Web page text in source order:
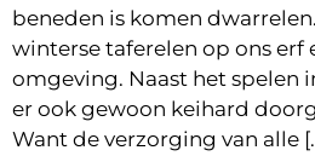
beneden is komen
winterse taferelen op ons erf
omgeving. Naast het spelen
er ook gewoon keihard
Want de verzorging van alle